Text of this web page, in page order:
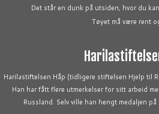
Det står en dunk på utsiden, hvor du
Tøyet må være rent
Harilastiftelsen Håp (tidligere stiftelsen Hjelp til
Han har fått flere utmerkelser for sitt arbeid
Russland. Selv ville han hengt medaljen